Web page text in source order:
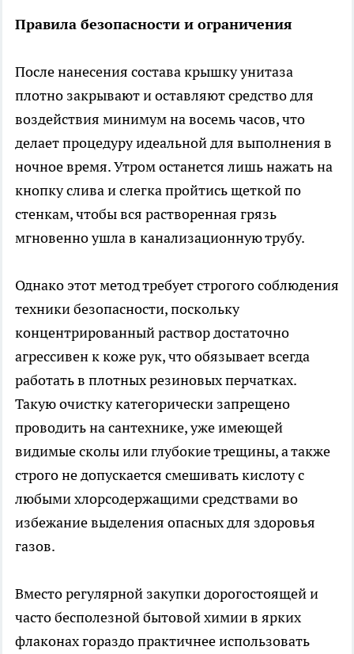
Правила безопасности и ограничения
После нанесения состава крышку унитаза
плотно закрывают и оставляют средство для
воздействия минимум на восемь часов, что
делает процедуру идеальной для выполнения в
ночное время. Утром останется лишь нажать на
кнопку слива и слегка пройтись щеткой по
стенкам, чтобы вся растворенная грязь
мгновенно ушла в канализационную трубу.
Однако этот метод требует строгого соблюдения
техники безопасности, поскольку
концентрированный раствор достаточно
агрессивен к коже рук, что обязывает всегда
работать в плотных резиновых перчатках.
Такую очистку категорически запрещено
проводить на сантехнике, уже имеющей
видимые сколы или глубокие трещины, а также
строго не допускается смешивать кислоту с
любыми хлорсодержащими средствами во
избежание выделения опасных для здоровья
газов.
Вместо регулярной закупки дорогостоящей и
часто бесполезной бытовой химии в ярких
флаконах гораздо практичнее использовать